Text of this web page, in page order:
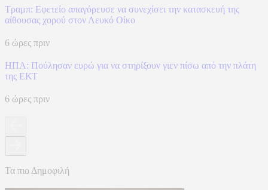
Τραμπ: Εφετείο απαγόρευσε να συνεχίσει την κατασκευή της
αίθουσας χορού στον Λευκό Οίκο
6 ώρες πριν
ΗΠΑ: Πούλησαν ευρώ για να στηρίξουν γιεν πίσω από την πλάτη
της ΕΚΤ
6 ώρες πριν
Τα πιο Δημοφιλή